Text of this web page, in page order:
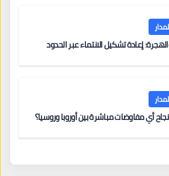
إعادة تشكيل الانتماء عبر الحدود
أي مفاوضات مباشرة بين أوروبا وروسيا؟